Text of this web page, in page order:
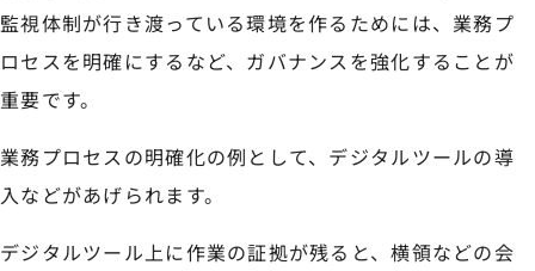
監視体制が行き渡っている環境を作るためには、業務プ
ロセスを明確にするなど、ガバナンスを強化することが
重要です。
業務プロセスの明確化の例として、デジタルツールの導
入などがあげられます。
デジタルツール上に作業の証拠が残ると、横領などの会